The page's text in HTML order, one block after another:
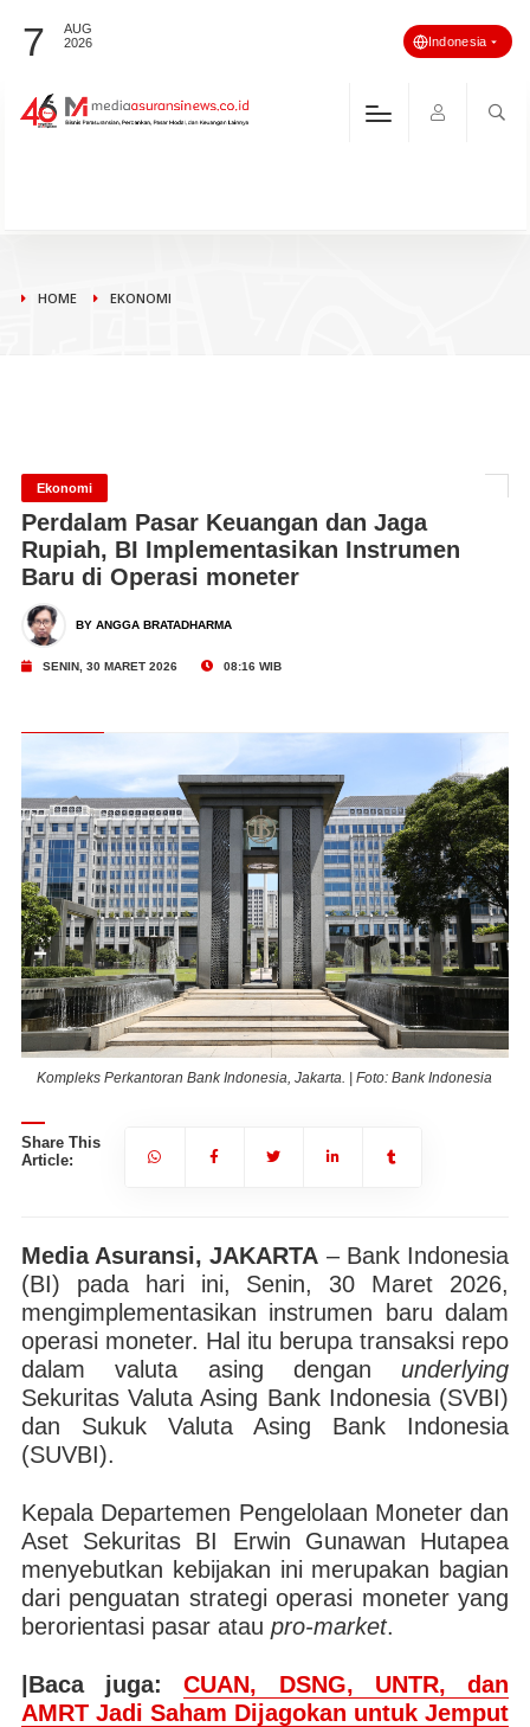
7
AUG
2026
Indonesia
HOME EKONOMI
Ekonomi
Perdalam Pasar Keuangan dan Jaga
Rupiah, BI Implementasikan Instrumen
Baru di Operasi moneter
BY ANGGA BRATADHARMA
SENIN, 30 MARET 2026 08:16 WIB
Kompleks Perkantoran Bank Indonesia, Jakarta. | Foto: Bank Indonesia
Share This
Article:
Media Asuransi, JAKARTA – Bank Indonesia
(BI) pada hari ini, Senin, 30 Maret 2026,
mengimplementasikan instrumen baru dalam
operasi moneter. Hal itu berupa transaksi repo
dalam valuta asing dengan underlying
Sekuritas Valuta Asing Bank Indonesia (SVBI)
dan Sukuk Valuta Asing Bank Indonesia
(SUVBI).
Kepala Departemen Pengelolaan Moneter dan
Aset Sekuritas BI Erwin Gunawan Hutapea
menyebutkan kebijakan ini merupakan bagian
dari penguatan strategi operasi moneter yang
berorientasi pasar atau pro-market.
|Baca juga:CUAN, DSNG, UNTR, dan
AMRT Jadi Saham Dijagokan untuk Jemput